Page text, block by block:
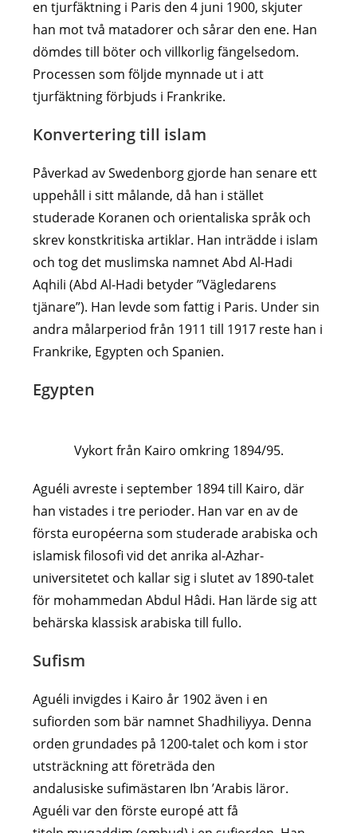
en tjurfäktning i Paris den 4 juni 1900, skjuter
han mot två matadorer och sårar den ene. Han
dömdes till böter och villkorlig fängelsedom.
Processen som följde mynnade ut i att
tjurfäktning förbjuds i Frankrike.
Konvertering till islam
Påverkad av Swedenborg gjorde han senare ett
uppehåll i sitt målande, då han i stället
studerade Koranen och orientaliska språk och
skrev konstkritiska artiklar. Han inträdde i islam
och tog det muslimska namnet Abd Al-Hadi
Aqhili (Abd Al-Hadi betyder ”Vägledarens
tjänare”). Han levde som fattig i Paris. Under sin
andra målarperiod från 1911 till 1917 reste han i
Frankrike, Egypten och Spanien.
Egypten
Vykort från Kairo omkring 1894/95.
Aguéli avreste i september 1894 till Kairo, där
han vistades i tre perioder. Han var en av de
första européerna som studerade arabiska och
islamisk filosofi vid det anrika al-Azhar-
universitetet och kallar sig i slutet av 1890-talet
för mohammedan Abdul Hâdi. Han lärde sig att
behärska klassisk arabiska till fullo.
Sufism
Aguéli invigdes i Kairo år 1902 även i en
sufiorden som bär namnetShadhiliyya. Denna
orden grundades på 1200-talet och kom i stor
utsträckning att företräda den
andalusiske sufimästaren Ibn ’Arabis läror.
Aguéli var den förste europé att få